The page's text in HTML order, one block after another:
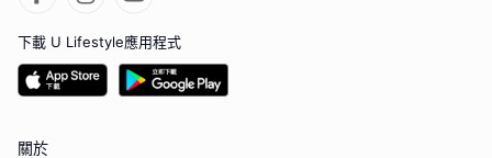
下載 U Lifestyle應用程式
關於